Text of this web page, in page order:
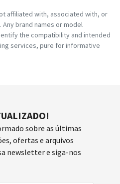
affiliated with, associated with, or
brand names or model
the compatibility and intended
services, pure for informative
sobre as últimas
ofertas e arquivos
newsletter e siga-nos